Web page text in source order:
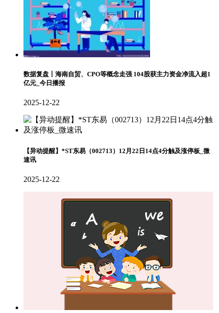
数据复盘丨海南自贸、CPO等概念走强 104股获主力资金净流入超1
亿元_今日播报
2025-12-22
【异动提醒】*ST东易（002713）12月22日14点4分触及涨停板_微
速讯
2025-12-22